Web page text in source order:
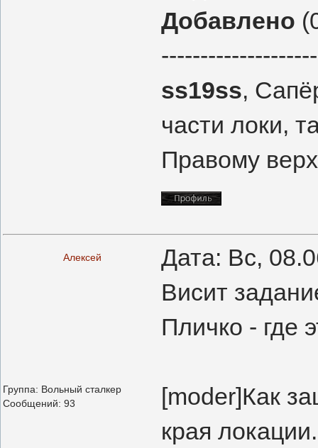
Добавлено
ss19ss,
части локи,
Правому
Алексей Дата: Вс,
Группа: Вольный сталкер
Сообщений: 93
Висит
Пличко - где
[moder]Как
края